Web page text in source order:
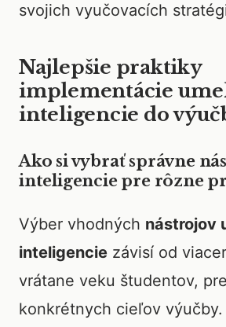
svojich vyučovacích
Najlepšie praktiky
implementácie
inteligencie do
Ako si vybrať správne
inteligencie pre rôzne
Výber vhodných nástrojov
inteligencie závisí od
vrátane veku študentov,
konkrétnych cieľov